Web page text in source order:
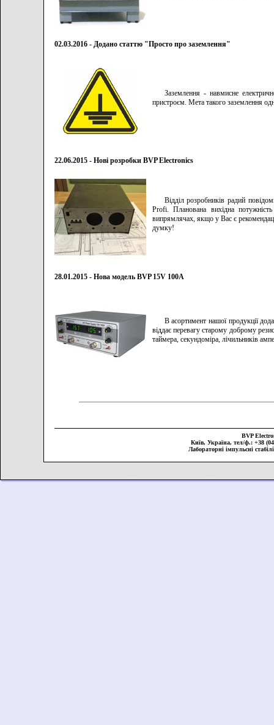
02.03.2016 - Додано статтю "Просто про заземлення"
Заземлення - навмисне
пристроєм. Мета такого заземлення
22.06.2015 - Нові розробки BVP Electronics
Відділ розробників радий
Profi. Планована вихідна
випрямлячах, якщо у Вас є
думку!
28.01.2015 - Нова модель BVP 15V 100A
В асортимент нашої продукції
віддає перевагу старому доброму
таймера, секундоміра, лічильників
BVP
Київ, Україна, тел/ф.: +38
Лабораторні імпульсні